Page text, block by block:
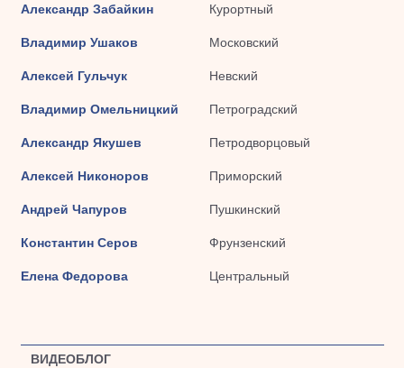
Александр Забайкин Курортный
Владимир Ушаков Московский
Алексей Гульчук Невский
Владимир Омельницкий Петроградский
Александр Якушев Петродворцовый
Алексей Никоноров Приморский
Андрей Чапуров Пушкинский
Константин Серов Фрунзенский
Елена Федорова Центральный
ВИДЕОБЛОГ